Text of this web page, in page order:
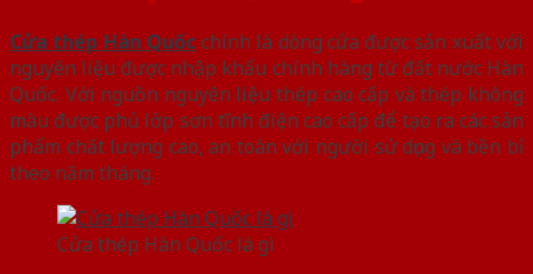
Cửa thép Hàn Quốc chính là dòng cửa được sản xuất với
nguyên liệu được nhập khẩu chính hàng từ đất nước Hàn
Quốc. Với nguồn nguyên liệu thép cao cấp và thép không
màu được phủ lớp sơn tĩnh điện cao cấp để tạo ra các sản
phẩm chất lượng cao, an toàn với người sử dụng và bền bỉ
theo năm tháng.
Cửa thép Hàn Quốc là gì